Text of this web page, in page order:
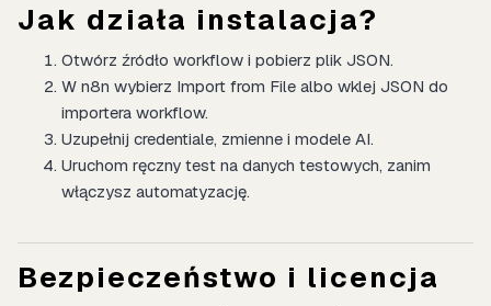
Jak działa instalacja?
Otwórz źródło workflow i pobierz plik JSON.
W n8n wybierz Import from File albo wklej JSON do
importera workflow.
Uzupełnij credentiale, zmienne i modele AI.
Uruchom ręczny test na danych testowych, zanim
włączysz automatyzację.
Bezpieczeństwo i licencja